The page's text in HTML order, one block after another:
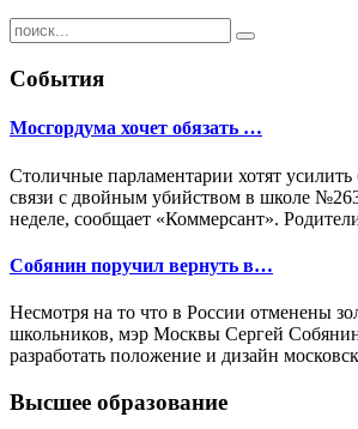
События
Мосгордума хочет обязать …
Столичные парламентарии хотят усилить
связи с двойным убийством в школе
неделе, сообщает «Коммерсант».
Собянин поручил вернуть в…
Несмотря на то что в России отменены
школьников, мэр Москвы Сергей
разработать положение и дизайн
Высшее образование